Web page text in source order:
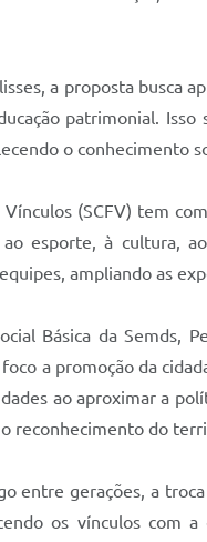
a proposta busca
patrimonial.
o conhecimento
(SCFV) tem
esporte, à cultura,
ampliando as
Básica da Semds,
a promoção da
ao aproximar a
reconhecimento do
entre gerações, a
os vínculos com